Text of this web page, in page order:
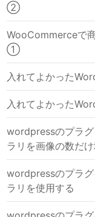
②
WooCommerceで
①
入れてよかった
入れてよかった
wordpressのプラ
ラリを画像の数だ
wordpressのプラ
ラリを使用する